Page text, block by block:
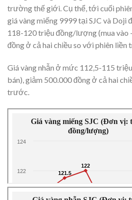
trường thế giới. Cụ thể, tới cuối
giá vàng miếng 9999 tại SJC và
118-120 triệu đồng/lượng (mua vào
đồng ở cả hai chiều so với phiên liền
Giá vàng nhẫn ở mức 112,5-115
bán), giảm 500.000 đồng ở cả hai
trước.